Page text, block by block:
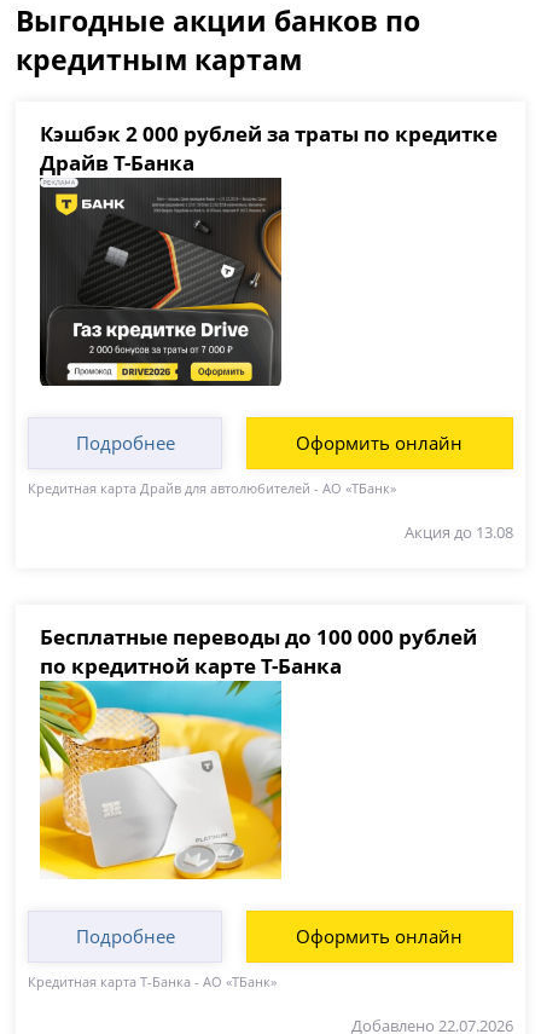
Выгодные акции банков по
кредитным картам
Кэшбэк 2 000 рублей за траты по кредитке
Драйв Т-Банка
Подробнее Оформить онлайн
Кредитная карта Драйв для автолюбителей - АО «ТБанк»
Акция до 13.08
Бесплатные переводы до 100 000 рублей
по кредитной карте Т-Банка
Подробнее Оформить онлайн
Кредитная карта Т-Банка - АО «ТБанк»
Добавлено 22.07.2026